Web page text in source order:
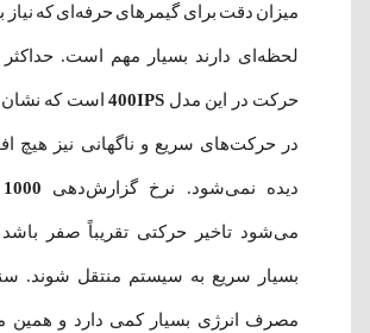
میزان دقت برای گیمرهای حرفه‌ای که
لحظه‌ای دارند بسیار مهم است.
حرکت در این مدل 400IPS است که
در حرکت‌های سریع و ناگهانی نیز هیچ
دیده نمی‌شود. نرخ گزارش‌دهی 1000 هرتز
می‌شود تاخیر حرکتی تقریباً صفر
مصرف انرژی بسیار کمی دارد و همین